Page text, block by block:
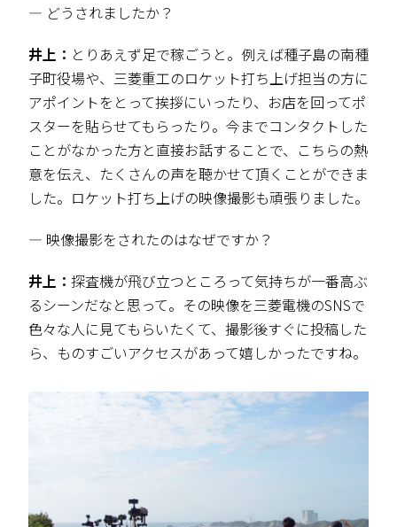
― どうされましたか？
井上： とりあえず足で稼ごうと。例えば種子島の南種
子町役場や、三菱重工のロケット打ち上げ担当の方に
アポイントをとって挨拶にいったり、お店を回ってポ
スターを貼らせてもらったり。今までコンタクトした
ことがなかった方と直接お話することで、こちらの熱
意を伝え、たくさんの声を聴かせて頂くことができま
した。ロケット打ち上げの映像撮影も頑張りました。
― 映像撮影をされたのはなぜですか？
井上： 探査機が飛び立つところって気持ちが一番高ぶ
るシーンだなと思って。その映像を三菱電機のSNSで
色々な人に見てもらいたくて、撮影後すぐに投稿した
ら、ものすごいアクセスがあって嬉しかったですね。